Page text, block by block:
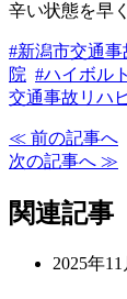
辛い状態を早
#新潟市交通事
院 #ハイボル
交通事故リハ
≪ 前の記事へ
次の記事へ ≫
関連記事
2025年11